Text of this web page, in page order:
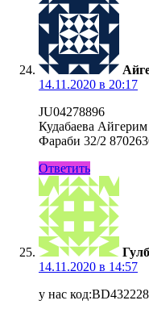
14.11.2020 в 20:17
JU04278896
Кудабаева
Фараби 32/2
Ответить
14.11.2020 в 14:57
у нас